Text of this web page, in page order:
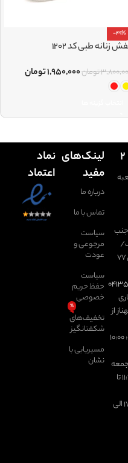
-49%
زنانه طبی کد 1202
تومان۱,۹۵۰,۰۰۰تومان
از
پنج‌شنبه: ۱۰:۰۰
صبح: ۱۱:۳۰ تا
عصر:۱۷:۰۰ الی
لینک‌های
مفید
درباره ما
تماس با ما
سیاست
مرجوعی و
عودت
سیاست
حفظ حریم
خصوصی
تخفیف‌های
شکفتانگیز
٪
مسیریابی با
نشان
نماد
اعتماد